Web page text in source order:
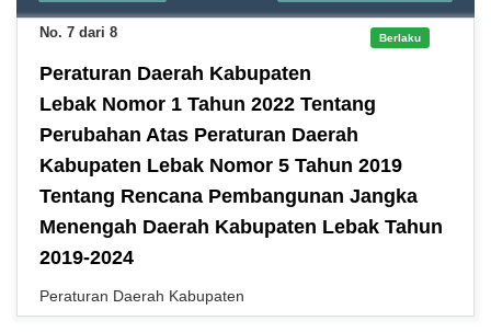
No. 7 dari 8 Berlaku
Peraturan Daerah Kabupaten
Lebak Nomor 1 Tahun 2022 Tentang
Perubahan Atas Peraturan Daerah
Kabupaten Lebak Nomor 5 Tahun 2019
Tentang Rencana Pembangunan Jangka
Menengah Daerah Kabupaten Lebak Tahun
2019-2024
Peraturan Daerah Kabupaten